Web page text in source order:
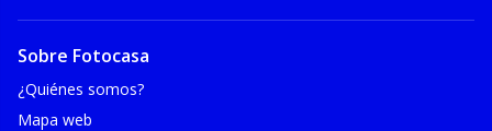
Sobre Fotocasa
¿Quiénes somos?
Mapa web